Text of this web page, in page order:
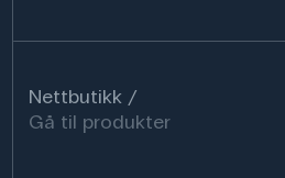
Nettbutikk
Gå til produkter